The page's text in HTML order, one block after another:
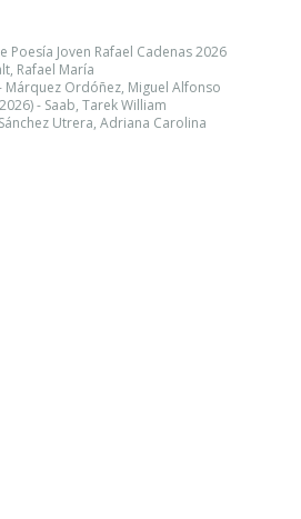
Poesía Joven Rafael Cadenas 2026
Rafael María
Ordóñez, Miguel Alfonso
- Saab, Tarek William
Utrera, Adriana Carolina